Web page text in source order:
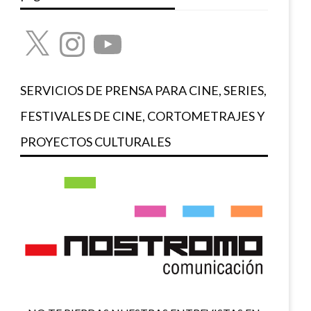
X InstagramYouTube
SERVICIOS DE PRENSA PARA CINE, SERIES,
FESTIVALES DE CINE, CORTOMETRAJES Y
PROYECTOS CULTURALES